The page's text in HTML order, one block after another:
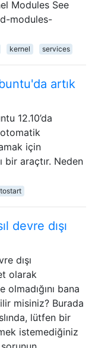
Modules See
modules-
kernel services
artık
12.10’da
için
bir araçtır. Neden
devre dışı
dışı
olarak
bana
misiniz? Burada
lütfen bir
istemediğiniz